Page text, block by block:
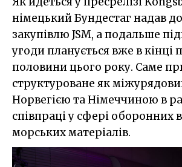
німецький Бундестаг надав
закупівлю JSM, а подальше
угоди планується вже в кінці
половини цього року. Саме
структуроване як
Норвегією та Німеччиною в
співпраці у сфері оборонних
морських матеріалів.